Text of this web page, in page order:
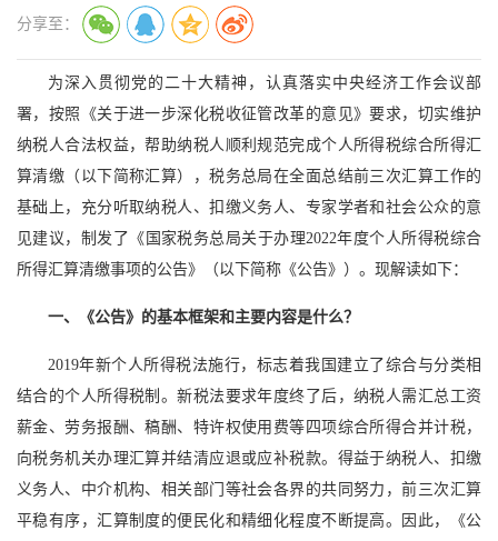
分享至：
为深入贯彻党的二十大精神，认真落实中央经济工作会议部
署，按照《关于进一步深化税收征管改革的意见》要求，切实维护
纳税人合法权益，帮助纳税人顺利规范完成个人所得税综合所得汇
算清缴（以下简称汇算），税务总局在全面总结前三次汇算工作的
基础上，充分听取纳税人、扣缴义务人、专家学者和社会公众的意
见建议，制发了《国家税务总局关于办理2022年度个人所得税综合
所得汇算清缴事项的公告》（以下简称《公告》）。现解读如下：
一、《公告》的基本框架和主要内容是什么？
2019年新个人所得税法施行，标志着我国建立了综合与分类相
结合的个人所得税制。新税法要求年度终了后，纳税人需汇总工资
薪金、劳务报酬、稿酬、特许权使用费等四项综合所得合并计税，
向税务机关办理汇算并结清应退或应补税款。得益于纳税人、扣缴
义务人、中介机构、相关部门等社会各界的共同努力，前三次汇算
平稳有序，汇算制度的便民化和精细化程度不断提高。因此，《公